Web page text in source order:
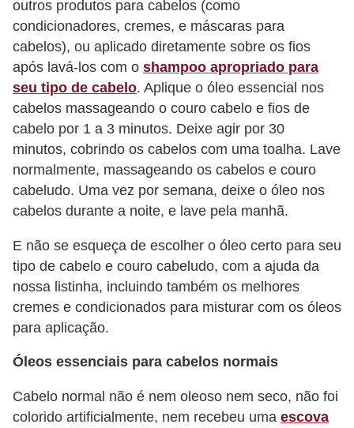
outros produtos para cabelos (como
condicionadores, cremes, e máscaras para
cabelos), ou aplicado diretamente sobre os fios
após lavá-los com o shampoo apropriado para
seu tipo de cabelo. Aplique o óleo essencial nos
cabelos massageando o couro cabelo e fios de
cabelo por 1 a 3 minutos. Deixe agir por 30
minutos, cobrindo os cabelos com uma toalha. Lave
normalmente, massageando os cabelos e couro
cabeludo. Uma vez por semana, deixe o óleo nos
cabelos durante a noite, e lave pela manhã.
E não se esqueça de escolher o óleo certo para seu
tipo de cabelo e couro cabeludo, com a ajuda da
nossa listinha, incluindo também os melhores
cremes e condicionados para misturar com os óleos
para aplicação.
Óleos essenciais para cabelos normais
Cabelo normal não é nem oleoso nem seco, não foi
colorido artificialmente, nem recebeu uma escova
u
l
i
n
o
s
P
é
s
e
m
ã
o
R
o
u